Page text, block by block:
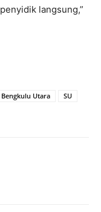
langsung,”
Bengkulu Utara
SU